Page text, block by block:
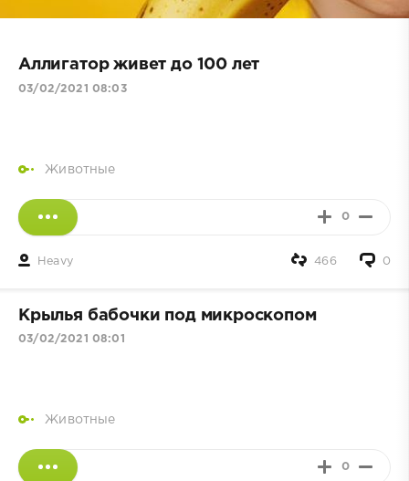
Аллигатор живет до 100 лет
03/02/2021 08:03
Животные
0
Heavy 0
466
Крылья бабочки под микроскопом
03/02/2021 08:01
Животные
0